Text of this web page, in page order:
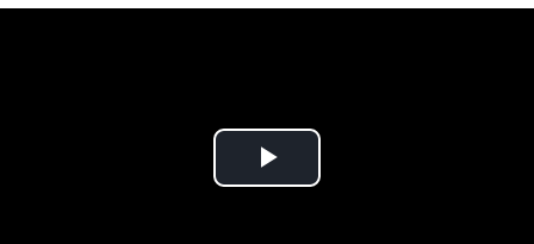
Play Video